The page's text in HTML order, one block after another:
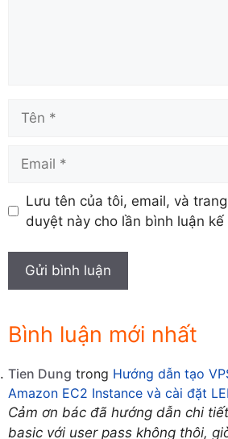
Lưu tên của tôi, email, và
duyệt này cho lần bình luận
Bình luận mới nhất
Tien Dung trong Hướng dẫn tạo
Amazon EC2 Instance và cài đặt
Cảm ơn bác đã hướng dẫn chi
basic với user pass không thôi,